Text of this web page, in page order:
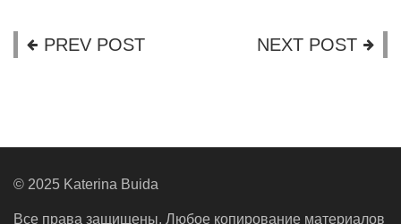
PREV POST NEXT POST
© 2025 Katerina Buida
Все права защищены. Любое копирование материалов